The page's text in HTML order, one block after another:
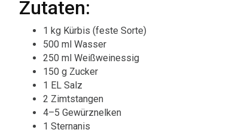
Zutaten:
1 kg Kürbis (feste Sorte)
500 ml Wasser
250 ml Weißweinessig
150 g Zucker
1 EL Salz
2 Zimtstangen
4–5 Gewürznelken
1 Sternanis